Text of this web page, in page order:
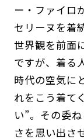
ー・ファイロ
セリーヌを着
世界観を前面
ですが、着る
時代の空気に
れをこう着て
い”。その委
さを思い出さ